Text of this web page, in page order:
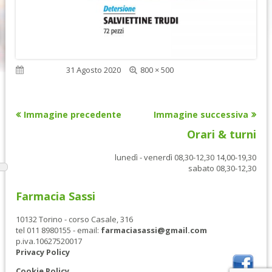
Pubblicato31 Agosto 2020
Dimensione
800 × 500
Immagine precedente Immagine successiva
Orari & turni
lunedì - venerdì 08,30-12,30 14,00-19,30
sabato 08,30-12,30
Farmacia Sassi
10132 Torino - corso Casale, 316
tel 011 8980155 - email: farmaciasassi@gmail.com
p.iva.10627520017
Privacy Policy